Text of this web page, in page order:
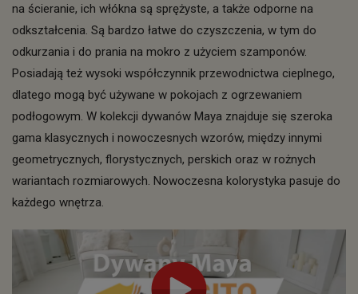
na ścieranie, ich włókna są sprężyste, a także odporne na
odkształcenia. Są bardzo łatwe do czyszczenia, w tym do
odkurzania i do prania na mokro z użyciem szamponów.
Posiadają też wysoki współczynnik przewodnictwa cieplnego,
dlatego mogą być używane w pokojach z ogrzewaniem
podłogowym. W kolekcji dywanów Maya znajduje się szeroka
gama klasycznych i nowoczesnych wzorów, między innymi
geometrycznych, florystycznych, perskich oraz w rożnych
wariantach rozmiarowych. Nowoczesna kolorystyka pasuje do
każdego wnętrza.